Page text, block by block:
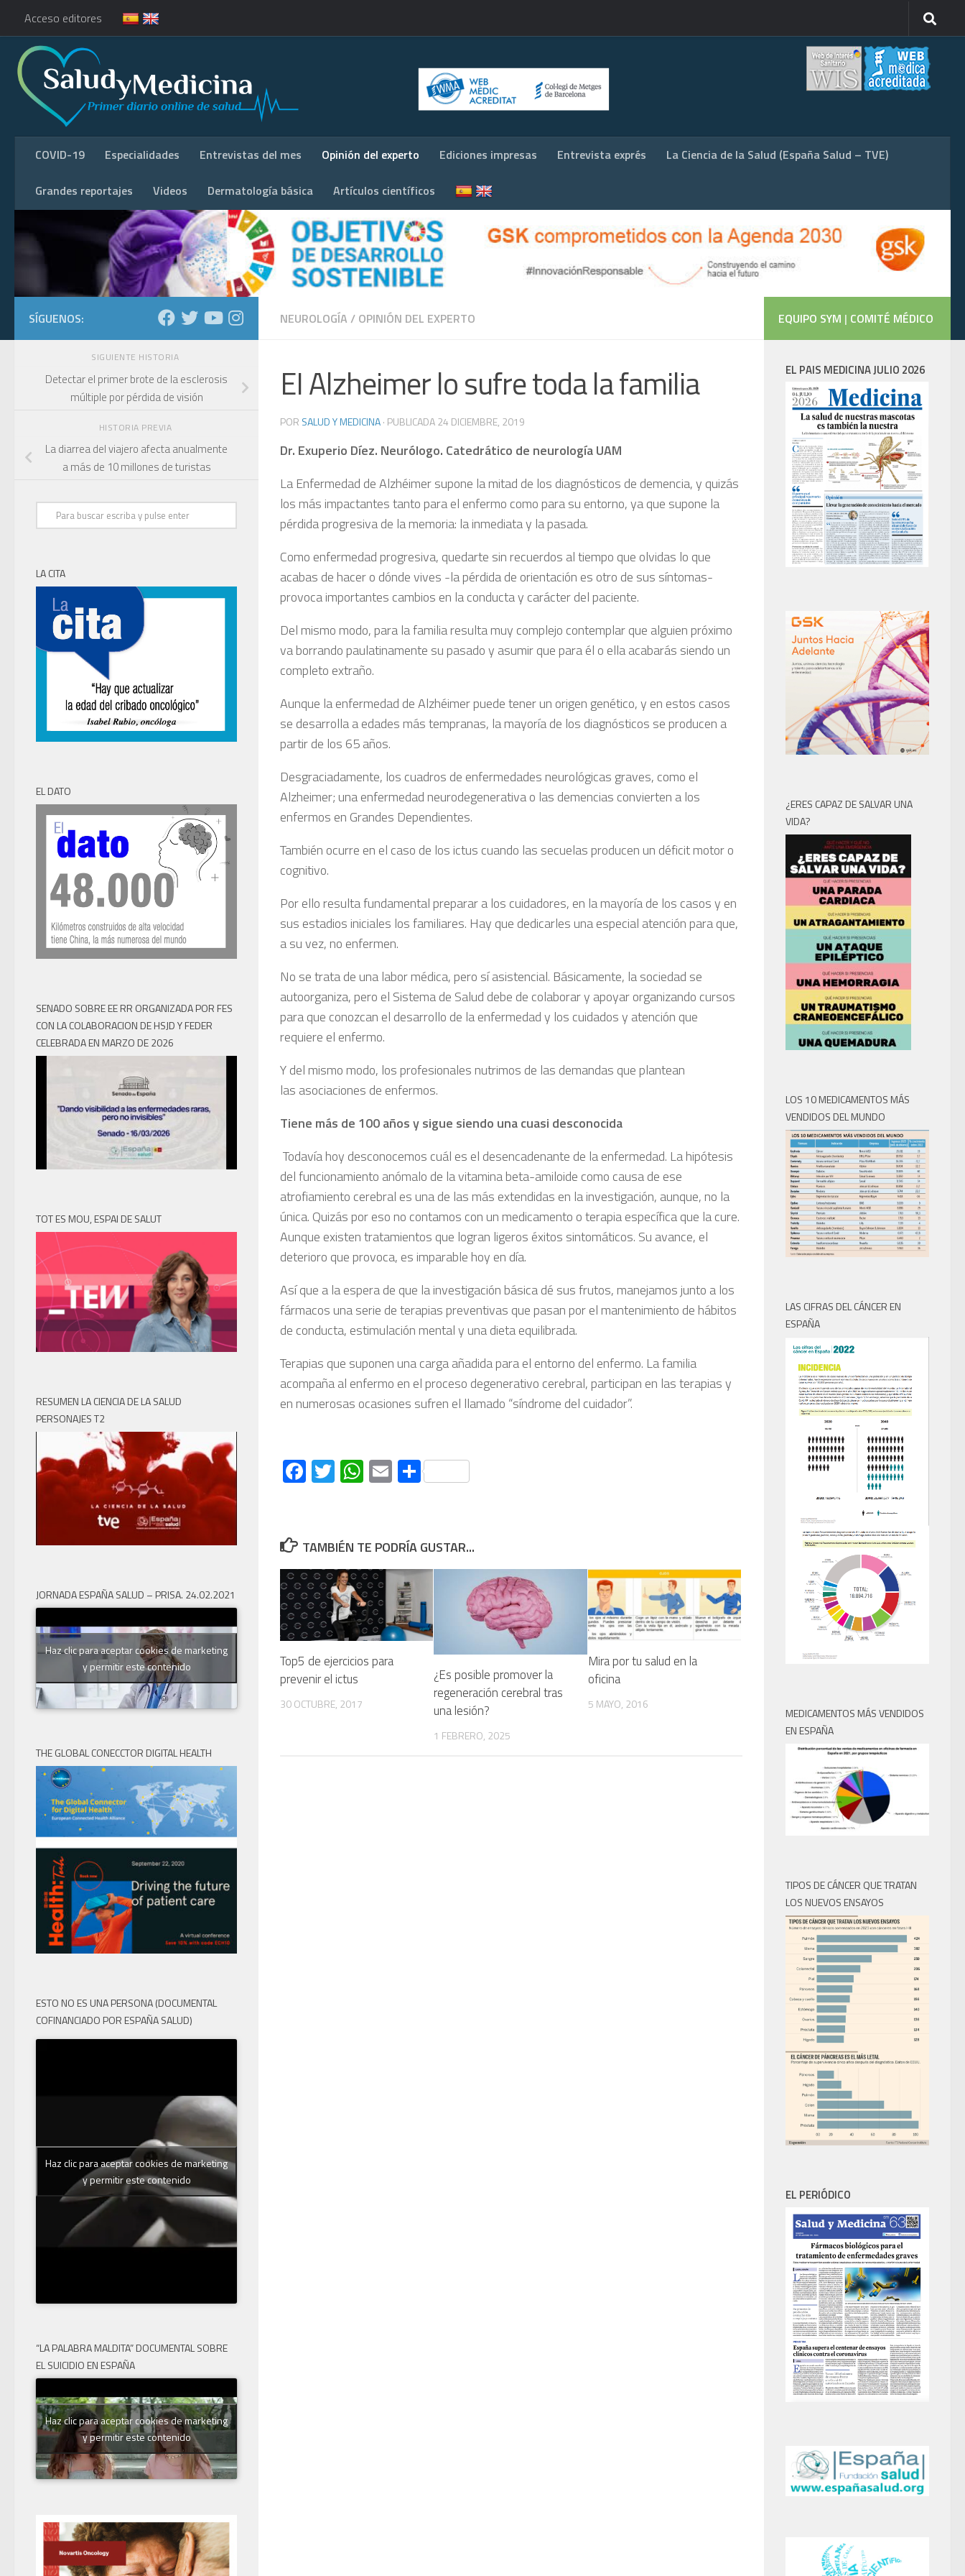
Acceso editores
COVID-19 Especialidades Entrevistas del mes Opinión del experto Ediciones impresas Entrevista exprés La Ciencia de la Salud (España Salud – TVE)
Grandes reportajes Videos Dermatología básica Artículos científicos
NEUROLOGÍA / OPINIÓN DEL EXPERTO
EI Alzheimer lo sufre toda la familia
POR SALUD Y MEDICINA· PUBLICADA24 DICIEMBRE, 2019
Dr. Exuperio Díez. Neurólogo. Catedrático de neurología UAM
La Enfermedad de Alzhéimer supone la mitad de los diagnósticos de demencia, y quizás
los más impactantes tanto para el enfermo como para su entorno, ya que supone la
pérdida progresiva de la memoria: la inmediata y la pasada.
Como enfermedad progresiva, quedarte sin recuerdos al tiempo que olvidas lo que
acabas de hacer o dónde vives -la pérdida de orientación es otro de sus síntomas-
provoca importantes cambios en la conducta y carácter del paciente.
Del mismo modo, para la familia resulta muy complejo contemplar que alguien próximo
va borrando paulatinamente su pasado y asumir que para él o ella acabarás siendo un
completo extraño.
Aunque la enfermedad de Alzhéimer puede tener un origen genético, y en estos casos
se desarrolla a edades más tempranas, la mayoría de los diagnósticos se producen a
partir de los 65 años.
Desgraciadamente, los cuadros de enfermedades neurológicas graves, como el
Alzheimer; una enfermedad neurodegenerativa o las demencias convierten a los
enfermos en Grandes Dependientes.
También ocurre en el caso de los ictus cuando las secuelas producen un déficit motor o
cognitivo.
Por ello resulta fundamental preparar a los cuidadores, en la mayoría de los casos y en
sus estadios iniciales los familiares. Hay que dedicarles una especial atención para que,
a su vez, no enfermen.
No se trata de una labor médica, pero sí asistencial. Básicamente, la sociedad se
autoorganiza, pero el Sistema de Salud debe de colaborar y apoyar organizando cursos
para que conozcan el desarrollo de la enfermedad y los cuidados y atención que
requiere el enfermo.
Y del mismo modo, los profesionales nutrimos de las demandas que plantean
las asociaciones de enfermos.
Tiene más de 100 años y sigue siendo una cuasi desconocida
Todavía hoy desconocemos cuál es el desencadenante de la enfermedad. La hipótesis
del funcionamiento anómalo de la vitamina beta-amiloide como causa de ese
atrofiamiento cerebral es una de las más extendidas en la investigación, aunque, no la
única. Quizás por eso no contamos con un medicamento o terapia específica que la cure.
Aunque existen tratamientos que logran ligeros éxitos sintomáticos. Su avance, el
deterioro que provoca, es imparable hoy en día.
Así que a la espera de que la investigación básica dé sus frutos, manejamos junto a los
fármacos una serie de terapias preventivas que pasan por el mantenimiento de hábitos
de conducta, estimulación mental y una dieta equilibrada.
Terapias que suponen una carga añadida para el entorno del enfermo. La familia
acompaña al enfermo en el proceso degenerativo cerebral, participan en las terapias y
en numerosas ocasiones sufren el llamado “síndrome del cuidador”.
Facebook
Twitter
WhatsApp
EmailCompartir
TAMBIÉN TE PODRÍA GUSTAR...
Top5 de ejercicios para
prevenir el ictus
30 OCTUBRE, 2017
¿Es posible promover la
regeneración cerebral tras
una lesión?
1 FEBRERO, 2025
Mira por tu salud en la
oficina
5 MAYO, 2016
SÍGUENOS:
SIGUIENTE HISTORIA
Detectar el primer brote de la esclerosis
múltiple por pérdida de visión
HISTORIA PREVIA
La diarrea del viajero afecta anualmente
a más de 10 millones de turistas
LA CITA
EL DATO
SENADO SOBRE EE RR ORGANIZADA POR FES
CON LA COLABORACION DE HSJD Y FEDER
CELEBRADA EN MARZO DE 2026
TOT ES MOU, ESPAI DE SALUT
RESUMEN LA CIENCIA DE LA SALUD
PERSONAJES T2
JORNADA ESPAÑA SALUD – PRISA. 24.02.2021
Haz clic para aceptar cookies de marketing
y permitir este contenido
THE GLOBAL CONECCTOR DIGITAL HEALTH
ESTO NO ES UNA PERSONA (DOCUMENTAL
COFINANCIADO POR ESPAÑA SALUD)
Haz clic para aceptar cookies de marketing
y permitir este contenido
“LA PALABRA MALDITA” DOCUMENTAL SOBRE
EL SUICIDIO EN ESPAÑA
Haz clic para aceptar cookies de marketing
y permitir este contenido
EQUIPO SYM | COMITÉ MÉDICO
EL PAIS MEDICINA JULIO 2026
¿ERES CAPAZ DE SALVAR UNA
VIDA?
LOS 10 MEDICAMENTOS MÁS
VENDIDOS DEL MUNDO
LAS CIFRAS DEL CÁNCER EN
ESPAÑA
MEDICAMENTOS MÁS VENDIDOS
EN ESPAÑA
TIPOS DE CÁNCER QUE TRATAN
LOS NUEVOS ENSAYOS
EL PERIÓDICO